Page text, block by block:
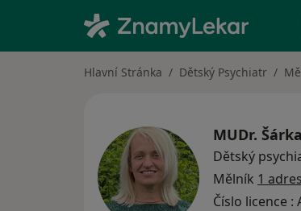
Hlavní Stránka Dětský Psychiatr
MUDr.
Dětský
Mělník 1
Číslo licence